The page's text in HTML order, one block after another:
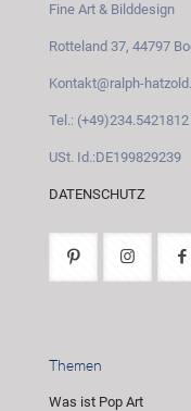
Fine Art & Bilddesign
Rotteland 37, 44797
Kontakt@ralph-
Tel.: (+49)234.5421812
USt. Id.:DE199829239
DATENSCHUTZ
Themen
Was ist Pop Art